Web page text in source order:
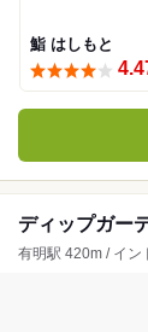
鮨 はしもと
ディップガー
有明駅 420m / イン